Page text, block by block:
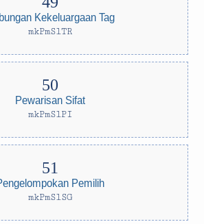
Kekeluargaan Tag
mkPmSlTR
Pewarisan Sifat
mkPmSlPI
Pemilih
mkPmSlSG